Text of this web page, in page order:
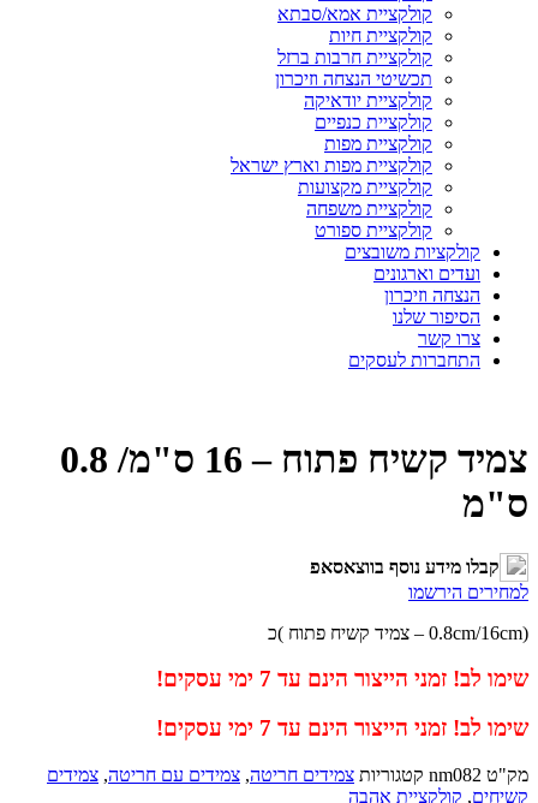
קולקציית אמא/סבתא
קולקציית חיות
קולקציית חרבות ברזל
תכשיטי הנצחה וזיכרון
קולקציית יודאיקה
קולקציית כנפיים
קולקציית מפות
קולקציית מפות וארץ ישראל
קולקציית מקצועות
קולקציית משפחה
קולקציית ספורט
משובצים
וארגונים
וזיכרון
שלנו
קשר
לעסקים
צמיד קשיח פתוח – 16 ס"מ/ 0.8
מידע נוסף בווצאסאפ
הירשמו
הייצור הינם עד 7 ימי עסקים!
הייצור הינם עד 7 ימי עסקים!
קטגוריות צמידים חריטה,צמידים עם חריטה,צמידים
קולקציית אהבה